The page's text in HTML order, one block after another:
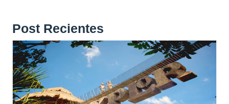
Post Recientes